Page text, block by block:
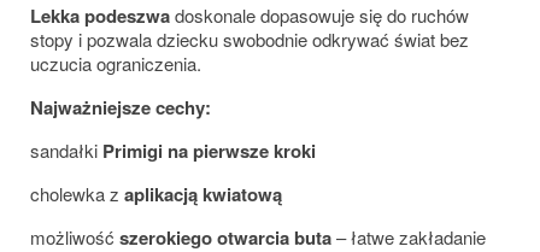
Lekka podeszwadoskonale dopasowuje się do ruchów
stopy i pozwala dziecku swobodnie odkrywać świat bez
uczucia ograniczenia.
Najważniejsze cechy:
sandałki Primigi na pierwsze kroki
cholewka z aplikacją kwiatową
możliwość szerokiego otwarcia buta– łatwe zakładanie